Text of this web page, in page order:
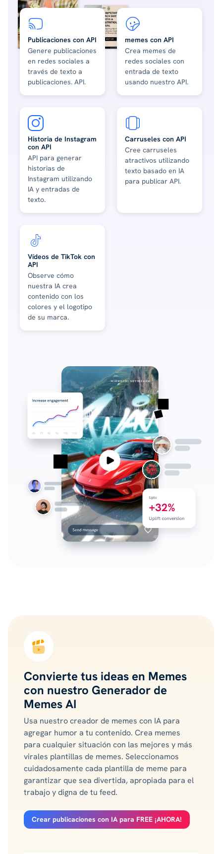
Publicaciones con API
Genere publicaciones
en redes sociales a
través de texto a
publicaciones. API.
memes con API
Crea memes de
redes sociales con
entrada de texto
usando nuestro API.
Historia de Instagram
con API
API para generar
historias de
Instagram utilizando
IA y entradas de
texto.
Carruseles con API
Cree carruseles
atractivos utilizando
texto basado en IA
para publicar API.
Vídeos de TikTok con
API
Observe cómo
nuestra IA crea
contenido con los
colores y el logotipo
de su marca.
Convierte tus ideas en Memes
con nuestro Generador de
Memes AI
Usa nuestro creador de memes con IA para
agregar humor a tu contenido. Crea memes
para cualquier situación con las mejores y más
virales plantillas de memes. Seleccionamos
cuidadosamente cada plantilla de meme para
garantizar que sea divertida, apropiada para el
trabajo y digna de tu feed.
Crear publicaciones con IA para FREE ¡AHORA!